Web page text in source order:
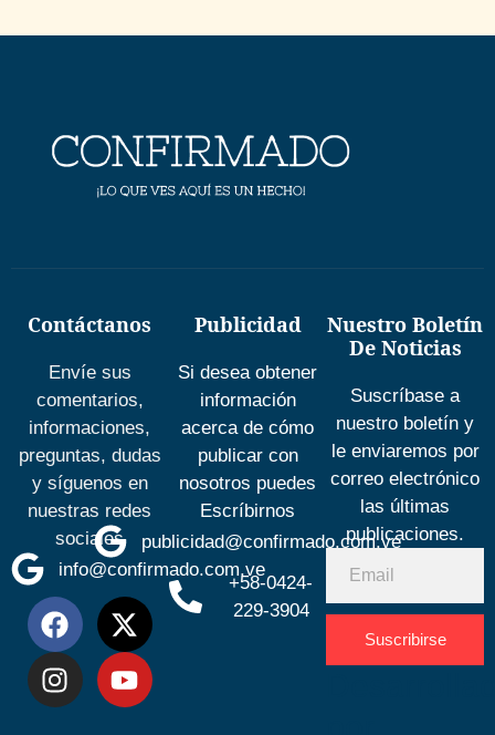
Contáctanos
Envíe sus
comentarios,
informaciones,
preguntas, dudas
y síguenos en
nuestras redes
sociales
info@confirmado.com.ve
Publicidad
Si desea obtener
información
acerca de cómo
publicar con
nosotros puedes
Escríbirnos
publicidad@confirmado.com.ve
+58-0424-
229-3904
Nuestro Boletín
De Noticias
Suscríbase a
nuestro boletín y
le enviaremos por
correo electrónico
las últimas
publicaciones.
Suscribirse